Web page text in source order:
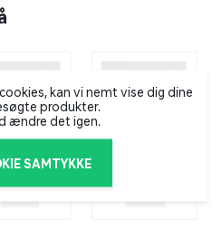
stalddør og fås i to
antracitgrå/sort. Hertil kan
med en drop down door,
døråbning. Derfor
drivhuset på en original
ellers vil skulle tage
af fundamentet.
kan vi nemt vise dig dine
produkter.
ændre det igen.
SAMTYKKE